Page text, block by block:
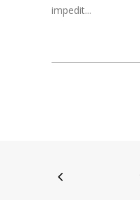
impedit...